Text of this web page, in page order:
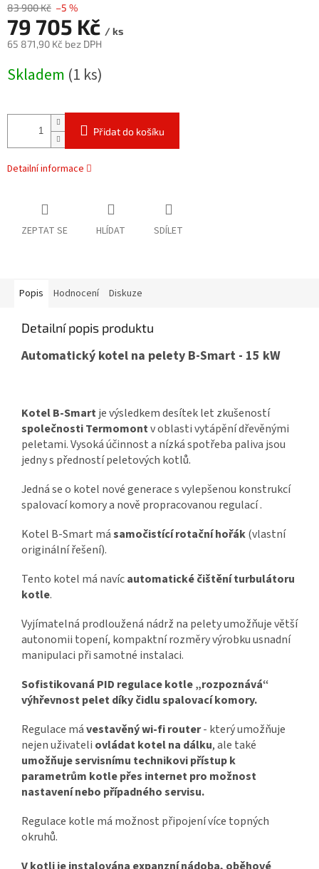
83 900 Kč –5 %
79 705 Kč / ks
65 871,90 Kč bez DPH
cena:
Skladem (1 ks)
Přidat do košíku
Detailní informace
ZEPTAT SE HLÍDAT SDÍLET
Popis Hodnocení Diskuze
Detailní popis produktu
Automatický kotel na pelety B-Smart - 15 kW
Kotel B-Smartje výsledkem desítek let zkušeností
společnosti Termomontv oblasti vytápění dřevěnými
peletami. Vysoká účinnost a nízká spotřeba paliva jsou
jedny s předností peletových kotlů.
Jedná se o kotel nové generace s vylepšenou konstrukcí
spalovací komory a nově propracovanou regulací .
Kotel B-Smart másamočistící rotační hořák(vlastní
originální řešení).
Tento kotel má navícautomatické čištěníturbulátoru
kotle.
Vyjímatelná prodloužená nádrž na pelety umožňuje větší
autonomii topení, kompaktní rozměry výrobku usnadní
manipulaci při samotné instalaci.
Sofistikovaná PID regulace kotle „rozpoznává“
výhřevnost pelet díky čidlu spalovací komory.
Regulace mávestavěný wi-fi router- který umožňuje
nejen uživateli ovládat kotel na dálku, ale také
umožňuje servisnímu technikovi přístup k
parametrům kotle přes internet pro možnost
nastavení nebo případného servisu.
Regulace kotle má možnost připojení více topných
okruhů.